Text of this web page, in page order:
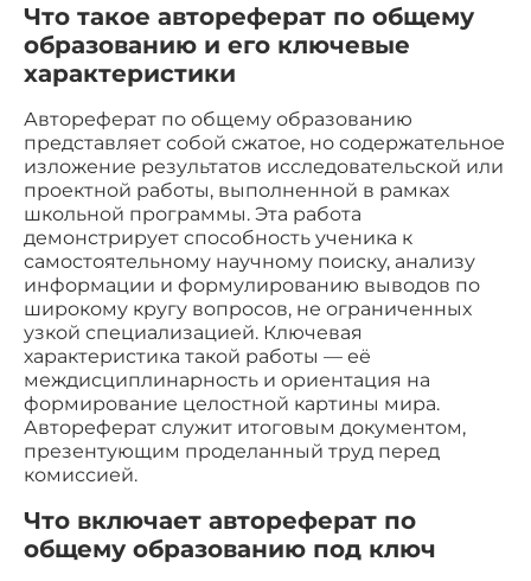
Что такое автореферат по общему
образованию и его ключевые
характеристики
Автореферат по общему образованию
представляет собой сжатое, но содержательное
изложение результатов исследовательской или
проектной работы, выполненной в рамках
школьной программы. Эта работа
демонстрирует способность ученика к
самостоятельному научному поиску, анализу
информации и формулированию выводов по
широкому кругу вопросов, не ограниченных
узкой специализацией. Ключевая
характеристика такой работы — её
междисциплинарность и ориентация на
формирование целостной картины мира.
Автореферат служит итоговым документом,
презентующим проделанный труд перед
комиссией.
Что включает автореферат по
общему образованию под ключ